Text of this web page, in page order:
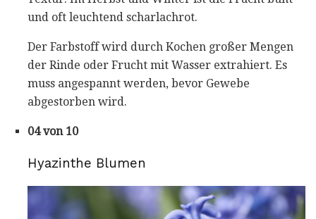
und oft leuchtend scharlachrot.
Der Farbstoff wird durch Kochen großer Mengen
der Rinde oder Frucht mit Wasser extrahiert. Es
muss angespannt werden, bevor Gewebe
abgestorben wird.
04 von 10
Hyazinthe Blumen